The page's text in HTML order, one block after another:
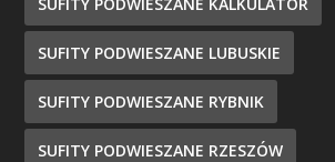
SUFITY PODWIESZANE LUBUSKIE
SUFITY PODWIESZANE RYBNIK
SUFITY PODWIESZANE RZESZÓW